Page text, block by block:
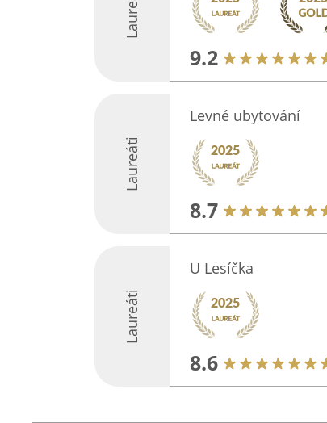
Laureáti
9.2
Laureáti
Levné ubytování
8.7
Laureáti
U Lesíčka
8.6